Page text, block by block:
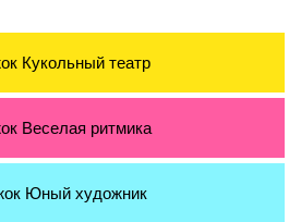
Кукольный театр
Веселая ритмика
Юный художник